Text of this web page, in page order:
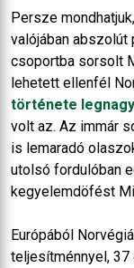
Persze
valójában abszolút
csoportba sorsolt
lehetett ellenfél
története
volt az. Az immár
is lemaradó
utolsó fordulóban
kegyelemdöfést
Európából
teljesítménnyel,